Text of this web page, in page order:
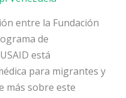
entre la Fundación
de
está
para migrantes y
más sobre este